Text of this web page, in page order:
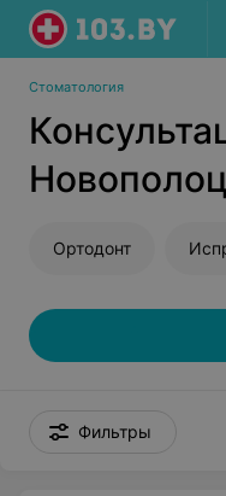
Стоматология
Ортодонт
Фильтры